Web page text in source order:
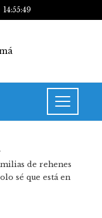
14:55:50
de rehenes
sé que está en